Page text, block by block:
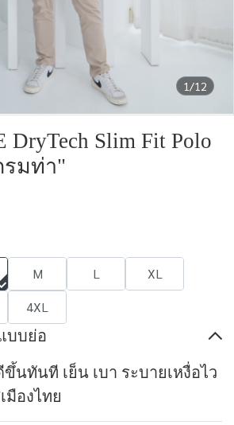
1/12
DryTech Slim Fit Polo
รมท่า"
M L
XL
4XL
บบย่อ
นทันที เย็น เบา ระบายเหงื่อไว
มืองไทย